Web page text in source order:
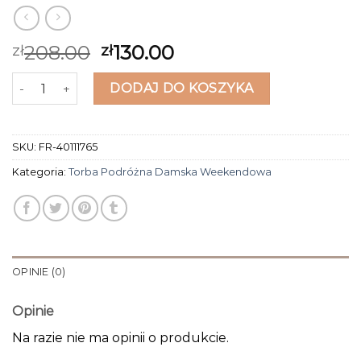
zł208.00 zł130.00
ilość torba podróżna damska weekendowa
DODAJ DO KOSZYKA
SKU: FR-40111765
Kategoria: Torba Podróżna Damska Weekendowa
OPINIE (0)
Opinie
Na razie nie ma opinii o produkcie.